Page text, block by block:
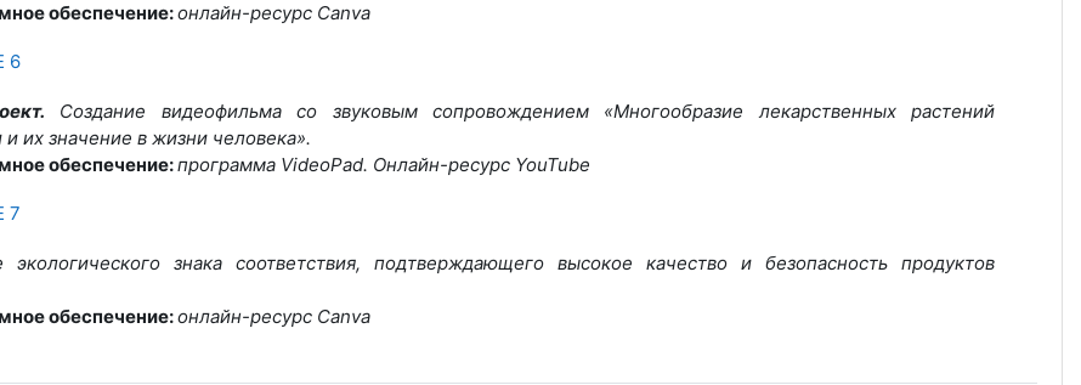
обеспечение:онлайн-ресурс Canva
6
Создание видеофильма со звуковым сопровождением «Многообразие лекарственных растений
и их значение в жизни человека».
обеспечение:программа VideoPad. Онлайн-ресурс YouTube
7
экологического знака соответствия, подтверждающего высокое качество и безопасность продуктов
обеспечение:онлайн-ресурс Canva